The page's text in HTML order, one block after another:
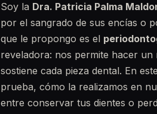
Soy la Dra. Patricia Palma
por el sangrado de sus encías o
que le propongo es el
reveladora: nos permite hacer un
sostiene cada pieza dental. En
prueba, cómo la realizamos en
entre conservar tus dientes o